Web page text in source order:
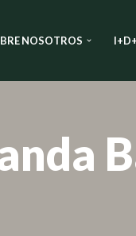
NOSOTROS